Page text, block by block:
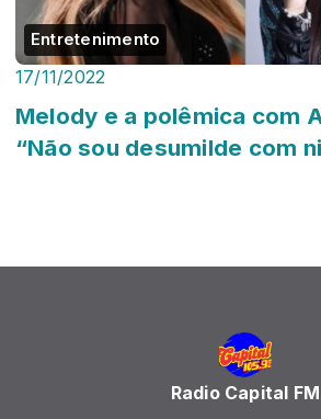
Entretenimento
17/11/2022
Melody e a polêmica com
“Não sou desumilde com
Radio Capital FM